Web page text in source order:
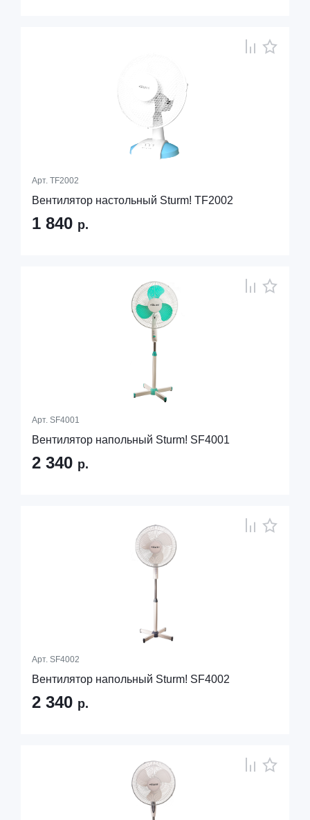
Арт. TF2002
Вентилятор настольный Sturm! TF2002
1 840 р.
Арт. SF4001
Вентилятор напольный Sturm! SF4001
2 340 р.
Арт. SF4002
Вентилятор напольный Sturm! SF4002
2 340 р.